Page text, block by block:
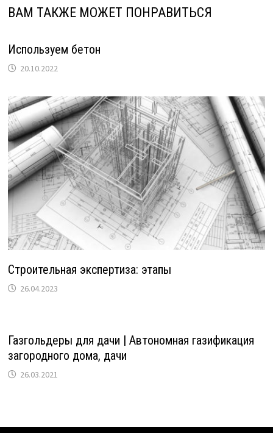
ВАМ ТАКЖЕ МОЖЕТ ПОНРАВИТЬСЯ
Используем бетон
20.10.2022
Строительная экспертиза: этапы
26.04.2023
Газгольдеры для дачи | Автономная газификация
загородного дома, дачи
26.03.2021